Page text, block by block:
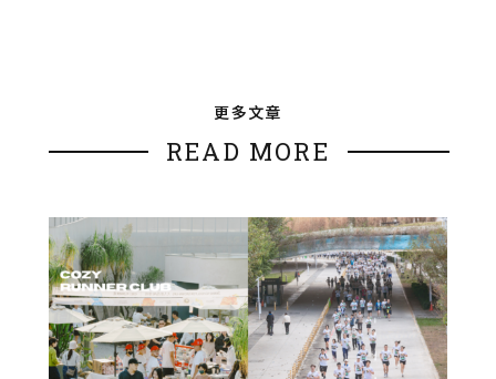
更多文章
READ MORE